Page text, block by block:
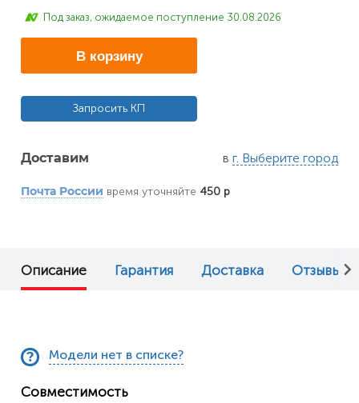
Под заказ, ожидаемое поступление 30.08.2026
В корзину
Запросить КП
Доставим в г. Выберите город
Почта России время уточняйте 450 р
Описание Гарантия Доставка Отзывы (0)
Модели нет в списке?
Совместимость